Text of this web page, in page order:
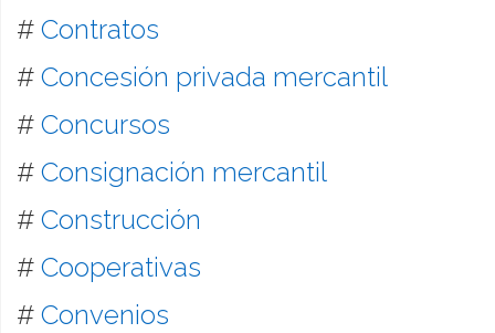
# Contratos
# Concesión privada mercantil
# Concursos
# Consignación mercantil
# Construcción
# Cooperativas
# Convenios